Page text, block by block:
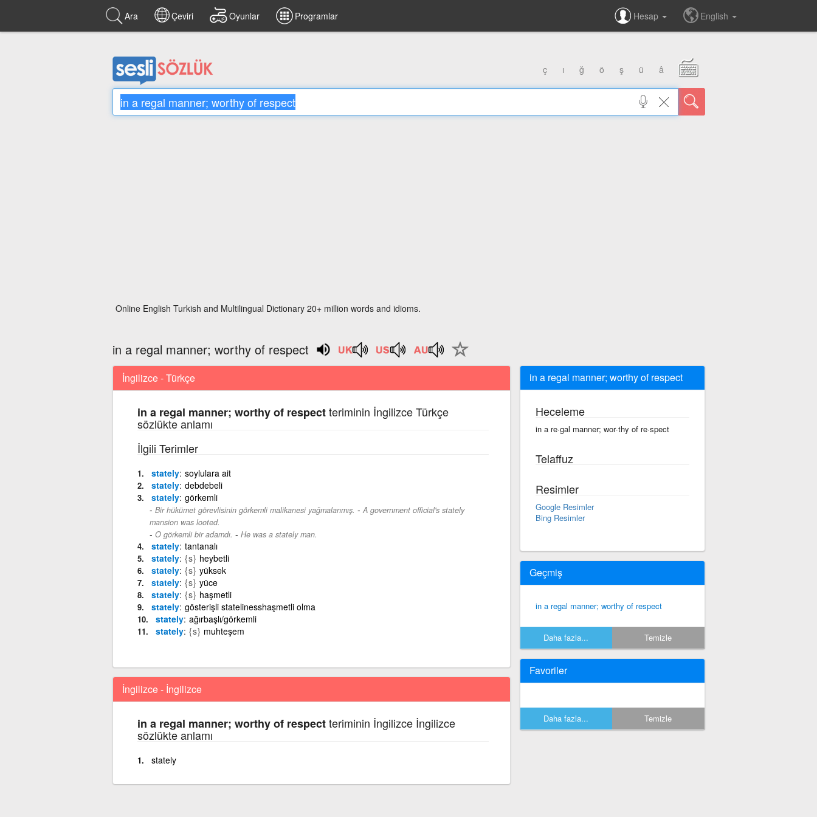
Ara Çeviri Oyunlar Programlar Hesap English
ç ı ğ ö ş ü â
Online English Turkish and Multilingual Dictionary 20+ million words and idioms.
in a regal manner; worthy of respect
İngilizce - Türkçe
in a regal manner; worthy of respectteriminin İngilizce Türkçe
sözlükte anlamı
İlgili Terimler
stately soylulara ait
stately debdebeli
stately görkemli
Bir hükümet görevlisinin görkemli malikanesi yağmalanmış. - A government official's stately
mansion was looted.
O görkemli bir adamdı. - He was a stately man.
stately tantanalı
stately {s} heybetli
stately {s} yüksek
stately {s} yüce
stately {s} haşmetli
stately gösterişli statelinesshaşmetli olma
stately ağırbaşlı/görkemli
stately {s} muhteşem
İngilizce - İngilizce
in a regal manner; worthy of respectteriminin İngilizce İngilizce
sözlükte anlamı
stately
in a regal manner; worthy of respect
Heceleme
in a re·gal manner; wor·thy of re·spect
Telaffuz
Resimler
Google Resimler
Bing Resimler
Geçmiş
in a regal manner; worthy of respect
Daha fazla... Temizle
Favoriler
Daha fazla... Temizle